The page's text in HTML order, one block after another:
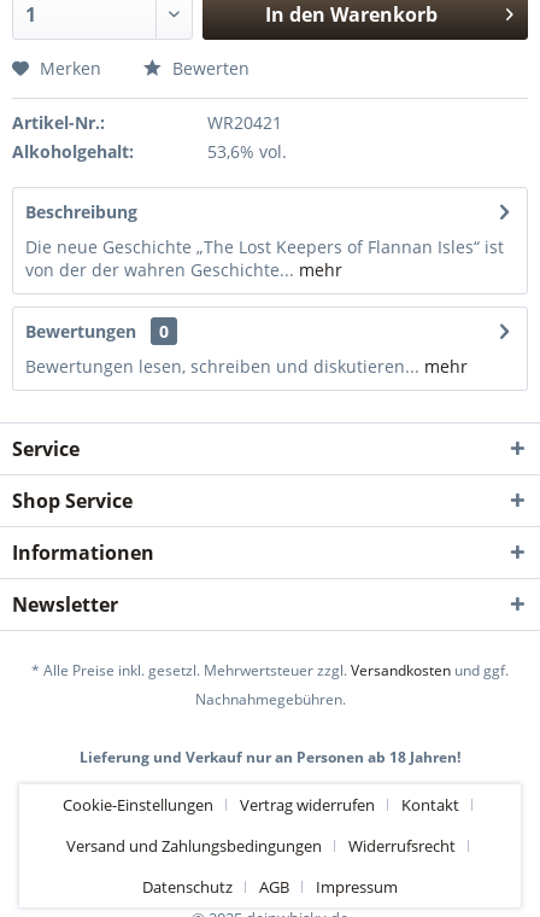
In den Warenkorb
Merken Bewerten
Artikel-Nr.:
WR20421
Alkoholgehalt:
53,6% vol.
Beschreibung
Die neue Geschichte „The Lost Keepers of Flannan Isles“ ist
von der der wahren Geschichte... mehr
Bewertungen
0
Bewertungen lesen, schreiben und diskutieren... mehr
Service
Shop Service
Informationen
Newsletter
* Alle Preise inkl. gesetzl. Mehrwertsteuer zzgl.Versandkosten und ggf.
Nachnahmegebühren.
Lieferung und Verkauf nur an Personen ab 18 Jahren!
Cookie-Einstellungen Vertrag widerrufen
Kontakt
Versand und Zahlungsbedingungen
Widerrufsrecht
Datenschutz
AGB
Impressum